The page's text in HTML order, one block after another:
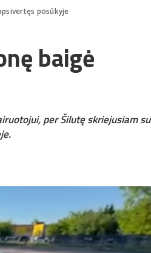
posūkyje
baigė
per Šilutę skriejusiam su